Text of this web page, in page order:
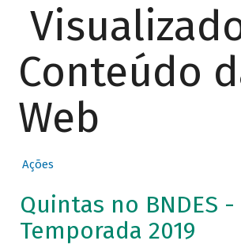
Conteúdo
Web
Ações
Quintas no BNDES -
Temporada 2019